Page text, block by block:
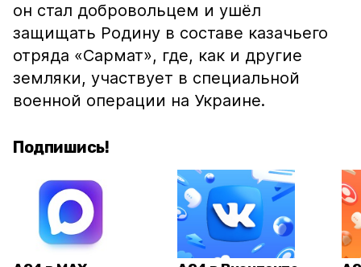
он стал добровольцем и ушёл
защищать Родину в составе казачьего
отряда «Сармат», где, как и другие
земляки, участвует в специальной
военной операции на Украине.
Подпишись!